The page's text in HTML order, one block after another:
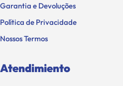
Garantia e Devoluções
Política de Privacidade
Nossos Termos
Atendimiento